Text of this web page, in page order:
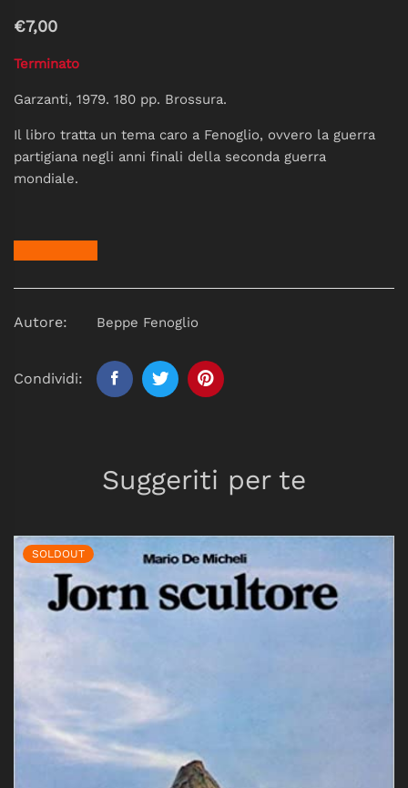
€7,00
Terminato
Garzanti, 1979. 180 pp. Brossura.
Il libro tratta un tema caro a Fenoglio, ovvero la guerra
partigiana negli anni finali della seconda guerra
mondiale.
Autore: Beppe Fenoglio
Condividi:
Suggeriti per te
SOLDOUT